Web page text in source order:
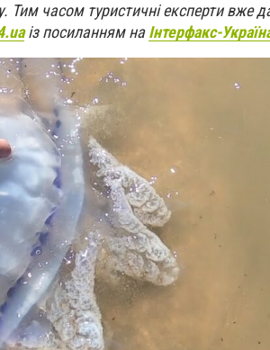
Тим часом туристичні експерти вже
із посиланням наІнтерфакс-